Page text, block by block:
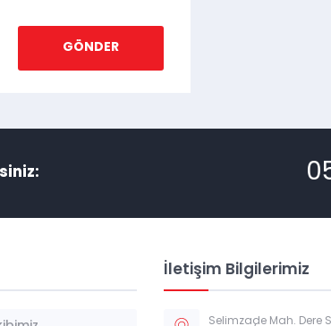
İletişim Bilgilerimiz
Selimzade Mah. Dere